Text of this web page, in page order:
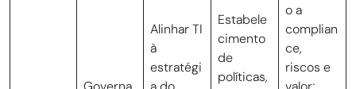
Alinhar TI
à
estratégi
Estabele
cimento
de
políticas,
o a
complian
ce,
riscos e